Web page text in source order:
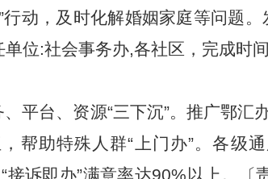
动，及时化解婚姻家庭等问题
位:社会事务办,各社区，完成时
平台、资源“三下沉”。推广鄂汇
帮助特殊人群“上门办”。各级
接诉即办”满意率达90%以上。